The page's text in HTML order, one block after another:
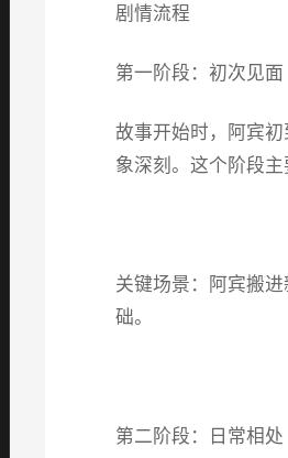
剧情流程
第一阶段：初次见面
故事开始时，阿宾
象深刻。这个阶段
关键场景：阿宾搬
础。
第二阶段：日常相处